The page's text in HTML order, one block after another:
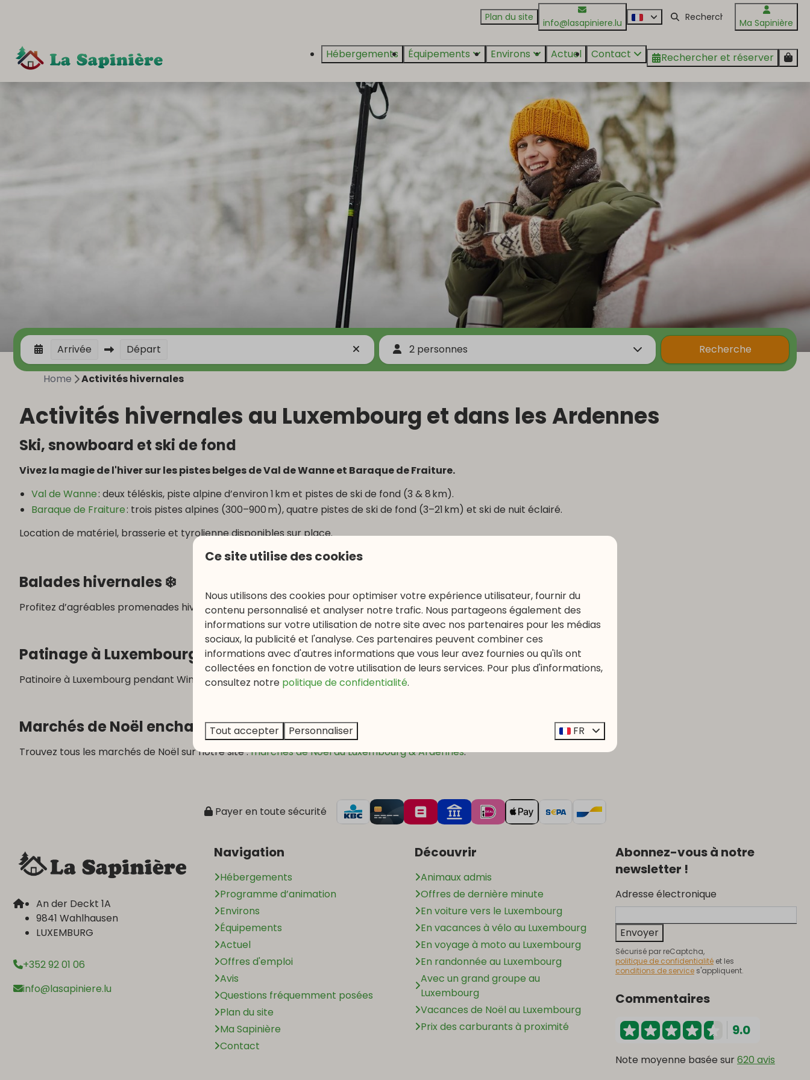
Plan du site info@lasapiniere.lu Ma Sapinière
Hébergements Équipements Environs Actuel Contact Rechercher et réserver
Arrivée Départ 2 personnes Recherche
Home Activités hivernales
Activités hivernales au Luxembourg et dans les Ardennes
Ski, snowboard et ski de fond
Vivez la magie de l'hiver sur les pistes belges de Val de Wanne et Baraque de Fraiture.
Val de Wanne: deux téléskis, piste alpine d’environ 1 km et pistes de ski de fond (3 & 8 km).
Baraque de Fraiture: trois pistes alpines (300–900 m), quatre pistes de ski de fond (3–21 km) et ski de nuit éclairé.
Location de matériel, brasserie et tyrolienne disponibles sur place.
Balades hivernales ❄️
Profitez d’agréables promenades hivernales autour de Clervaux et Vianden, souvent accessibles directement depuis le parc.
Patinage à Luxembourg-Ville & Beaufort ⛸️
Patinoire à Luxembourg pendant Winterlights (22 nov–1 jan). À Beaufort :Ice Park Beaufort
Marchés de Noël enchanteurs 🎄
Trouvez tous les marchés de Noël sur notre site :marchés de Noël au Luxembourg & Ardennes.
Payer en toute sécurité
An der Deckt 1A
9841 Wahlhausen
LUXEMBURG
+352 92 01 06
info@lasapiniere.lu
Navigation
Hébergements
Programme d’animation
Environs
Équipements
Actuel
Offres d'emploi
Avis
Questions fréquemment posées
Plan du site
Ma Sapinière
Contact
Découvrir
Animaux admis
Offres de dernière minute
En voiture vers le Luxembourg
En vacances à vélo au Luxembourg
En voyage à moto au Luxembourg
En randonnée au Luxembourg
Avec un grand groupe au
Luxembourg
Vacances de Noël au Luxembourg
Prix des carburants à proximité
Abonnez-vous à notre
newsletter !
Adresse électronique
Envoyer
Sécurisé par reCaptcha,
politique de confidentialité et les
conditions de service s'appliquent.
Commentaires
9.0
Note moyenne basée sur620 avis
Ce site utilise des cookies
Nous utilisons des cookies pour optimiser votre expérience utilisateur, fournir du
contenu personnalisé et analyser notre trafic. Nous partageons également des
informations sur votre utilisation de notre site avec nos partenaires pour les médias
sociaux, la publicité et l'analyse. Ces partenaires peuvent combiner ces
informations avec d'autres informations que vous leur avez fournies ou qu'ils ont
collectées en fonction de votre utilisation de leurs services. Pour plus d'informations,
consultez notre politique de confidentialité.
Tout accepter Personnaliser FR